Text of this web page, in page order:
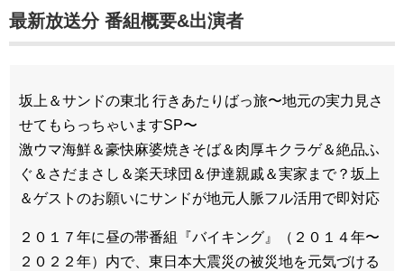
最新放送分 番組概要&出演者
坂上＆サンドの東北 行きあたりばっ旅〜地元の実力見さ
せてもらっちゃいますSP〜
激ウマ海鮮＆豪快麻婆焼きそば＆肉厚キクラゲ＆絶品ふ
ぐ＆さだまさし＆楽天球団＆伊達親戚＆実家まで？坂上
＆ゲストのお願いにサンドが地元人脈フル活用で即対応
２０１７年に昼の帯番組『バイキング』（２０１４年〜
２０２２年）内で、東日本大震災の被災地を元気づける